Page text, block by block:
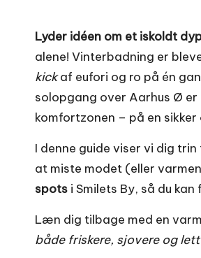
Lyder idéen om et iskoldt
alene! Vinterbadning er
kickaf eufori og ro på én
solopgang over Aarhus Ø
komfortzonen – på en
I denne guide viser vi dig
at miste modet (eller
spots i Smilets By, så du
Læn dig tilbage med en
både friskere, sjovere og